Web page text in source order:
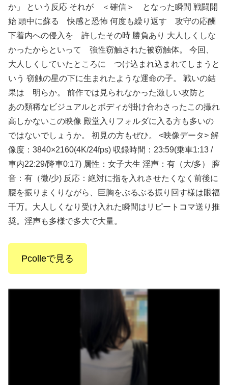
か」 という反応 それが ＜確信＞ となった瞬間 戦闘開
始 頭中に蘇る 快感と恐怖 何度も繰り返す 攻守の応酬
下着内への侵入を 許したその時 勝負あり 大人しくしな
かったからといって 強性窃触された被窃触体。 今回、
大人しくしていたところに つけ込まれ込まれてしまうと
いう 窃触の星の下に生まれたような運命の子。 戦いの結
果は 明らか。 前作では見られなかった激しい攻防と
あの類稀なビジュアルとボディが掛け合わさったこの撮れ
高しかないこの映像 殿堂入りフォルダに入る方も多いの
ではないでしょうか。 初見の方もぜひ。 <映像データ> 解
像度：3840×2160(4K/24fps) 収録時間：23:59(乗車1:13 /
車内22:29/降車0:17) 属性：女子大生 淫声：有（大/多） 膣
音：有（微/少) 反応：絶対に指を入れさせたくなく前後に
腰を振りまくりながら、巨胸をぶるぶる振り回す様は眼福
千万。大人しくなり受け入れた瞬間はリピートコマ送り推
奨。淫声も多様で多大で大量。
Pcolleで見る